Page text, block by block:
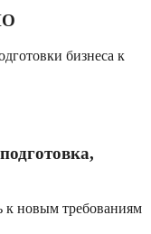
бизнеса к
к новым требованиям